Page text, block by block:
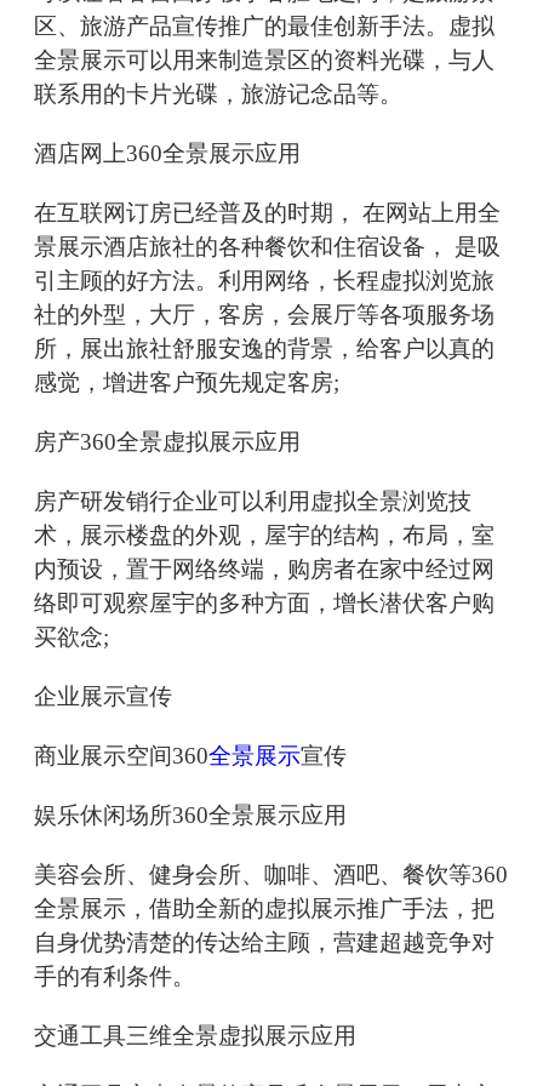
区、旅游产品宣传推广的最佳创新手法。虚拟
全景展示可以用来制造景区的资料光碟，与人
联系用的卡片光碟，旅游记念品等。
酒店网上360全景展示应用
在互联网订房已经普及的时期， 在网站上用全
景展示酒店旅社的各种餐饮和住宿设备， 是吸
引主顾的好方法。利用网络，长程虚拟浏览旅
社的外型，大厅，客房，会展厅等各项服务场
所，展出旅社舒服安逸的背景，给客户以真的
感觉，增进客户预先规定客房;
房产360全景虚拟展示应用
房产研发销行企业可以利用虚拟全景浏览技
术，展示楼盘的外观，屋宇的结构，布局，室
内预设，置于网络终端，购房者在家中经过网
络即可观察屋宇的多种方面，增长潜伏客户购
买欲念;
企业展示宣传
商业展示空间360全景展示宣传
娱乐休闲场所360全景展示应用
美容会所、健身会所、咖啡、酒吧、餐饮等360
全景展示，借助全新的虚拟展示推广手法，把
自身优势清楚的传达给主顾，营建超越竞争对
手的有利条件。
交通工具三维全景虚拟展示应用